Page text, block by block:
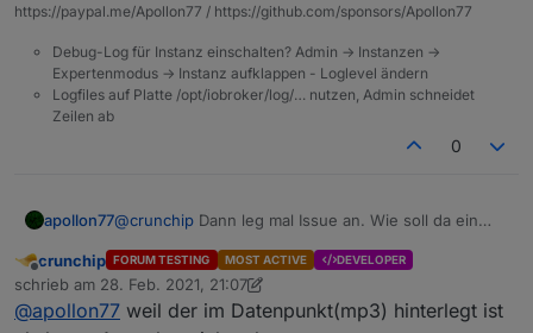
als Sprachausgabe kommt aber mein Wetterbericht
https://paypal.me/Apollon77 / https://github.com/sponsors/Apollon77
Debug-Log für Instanz einschalten? Admin -> Instanzen ->
Expertenmodus -> Instanz aufklappen - Loglevel ändern
Logfiles auf Platte /opt/iobroker/log/… nutzen, Admin schneidet
Zeilen ab
0
apollon77@crunchip Dann leg mal Issue an. Wie soll da ein
Offline
crunchip FORUM TESTING MOST ACTIVE DEVELOPER
schrieb am 28. Feb. 2021, 21:07
zuletzt editiert von crunchip
@apollon77 weil der im Datenpunkt(mp3) hinterlegt ist